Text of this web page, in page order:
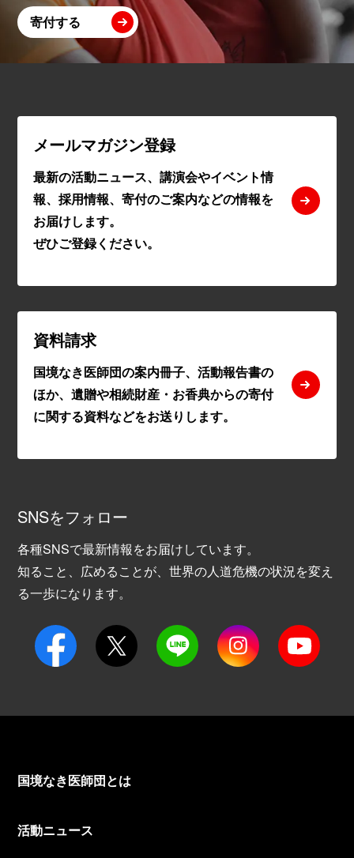
寄付する
メールマガジン登録
最新の活動ニュース、講演会やイベント情
報、採用情報、寄付のご案内などの情報を
お届けします。
ぜひご登録ください。
資料請求
国境なき医師団の案内冊子、活動報告書の
ほか、遺贈や相続財産・お香典からの寄付
に関する資料などをお送りします。
SNSをフォロー
各種SNSで最新情報をお届けしています。
知ること、広めることが、世界の人道危機の状況を変え
る一歩になります。
国境なき医師団とは
活動ニュース